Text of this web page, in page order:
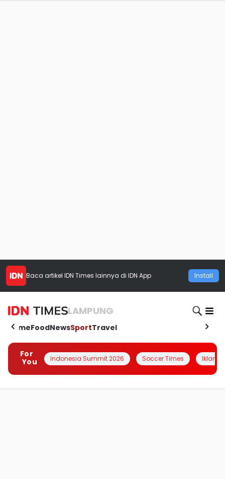
Baca artikel IDN Times lainnya di IDN App Install
LAMPUNG
HomeFoodNewsSportTravel
For
You
Indonesia Summit 2026 Soccer Times Iklanin